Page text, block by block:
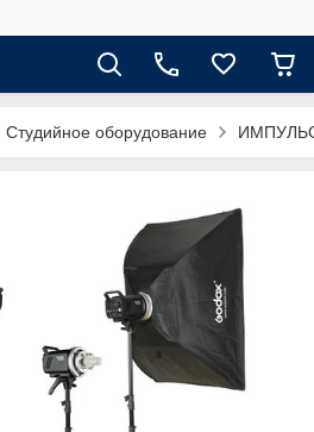
Студийное оборудование